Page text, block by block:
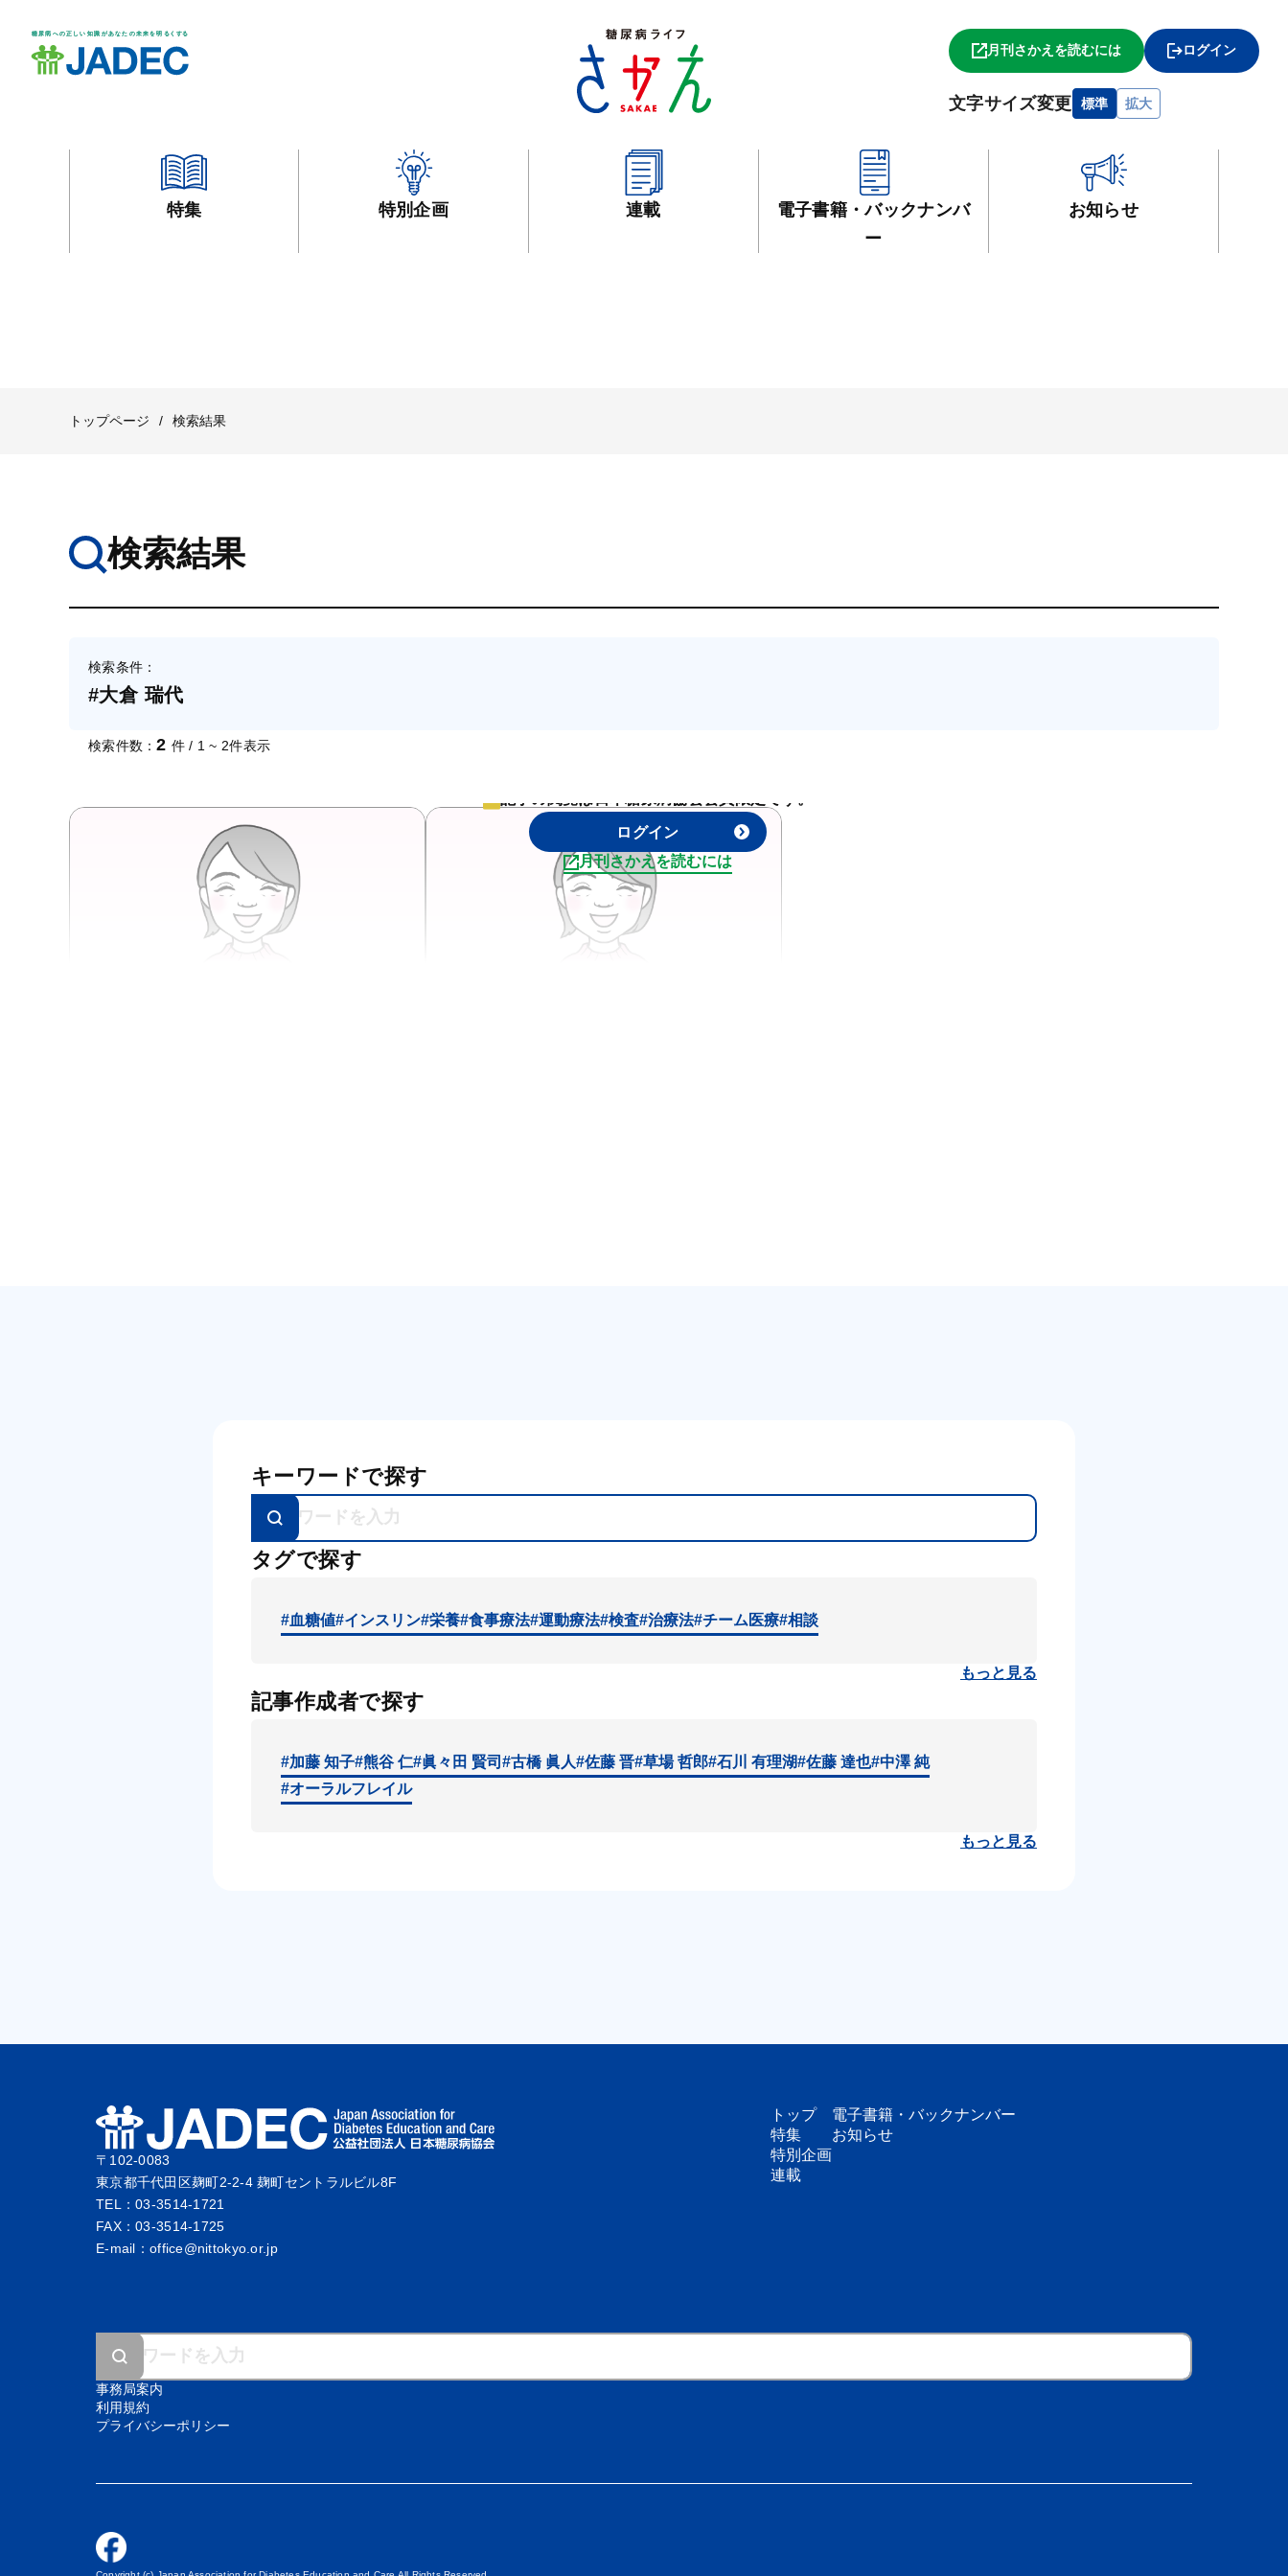
月刊さかえを読むには ログイン
文字サイズ変更 標準 拡大
特集 特別企画 連載 電子書籍・バックナンバ
ー
お知らせ
トップページ / 検索結果
検索結果
検索条件：
#大倉 瑞代
検索件数：2 件 / 1 ~ 2件表示
ログイン
月刊さかえを読むには
キーワードで探す
タグで探す
#血糖値#インスリン#栄養#食事療法#運動療法#検査#治療法#チーム医療#相談
もっと見る
記事作成者で探す
#加藤 知子#熊谷 仁#眞々田 賢司 #古橋 眞人#佐藤 晋#草場 哲郎#石川 有理湖#佐藤 達也#中澤 純
#オーラルフレイル
もっと見る
〒102-0083
東京都千代田区麹町2-2-4 麹町セントラルビル8F
TEL：03-3514-1721
FAX：03-3514-1725
E-mail：office@nittokyo.or.jp
トップ
特集
特別企画
連載
電子書籍・ バックナンバー
お知らせ
事務局案内
利用規約
プライバシーポリシー